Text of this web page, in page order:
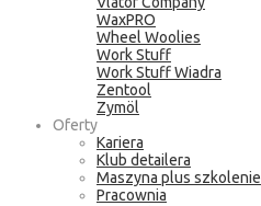
WaxPRO
Wheel Woolies
Work Stuff
Work Stuff Wiadra
Zentool
Zymöl
Oferty
Kariera
Klub detailera
Maszyna plus szkolenie
Pracownia